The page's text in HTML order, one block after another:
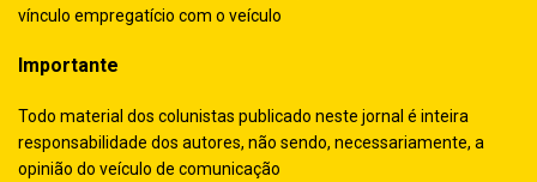
vínculo empregatício com o veículo
Importante
Todo material dos colunistas publicado neste jornal é inteira
responsabilidade dos autores, não sendo, necessariamente, a
opinião do veículo de comunicação